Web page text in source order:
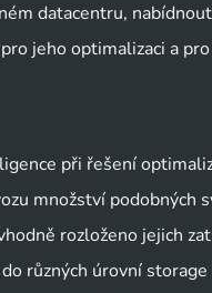
datacentru,
jeho optimalizaci a
při řešení
množství podobných
rozloženo jejich
různých úrovní